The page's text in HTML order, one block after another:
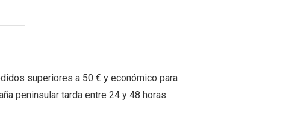
superiores a 50 € y económico para
peninsular tarda entre 24 y 48 horas.